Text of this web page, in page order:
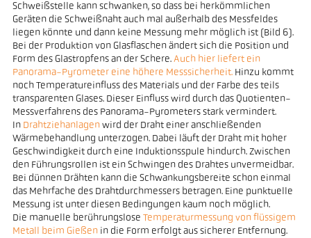
Schweißstelle kann schwanken, so dass bei herkömmlichen
Geräten die Schweißnaht auch mal außerhalb des Messfeldes
liegen könnte und dann keine Messung mehr möglich ist (Bild 6).
Bei der Produktion von Glasflaschen ändert sich die Position und
Form des Glastropfens an der Schere. Auch hier liefert ein
Panorama-Pyrometer eine höhere Messsicherheit.Hinzu kommt
noch Temperatureinfluss des Materials und der Farbe des teils
transparenten Glases. Dieser Einfluss wird durch das Quotienten-
Messverfahrens des Panorama-Pyrometers stark vermindert.
In Drahtziehanlagenwird der Draht einer anschließenden
Wärmebehandlung unterzogen. Dabei läuft der Draht mit hoher
Geschwindigkeit durch eine Induktionsspule hindurch. Zwischen
den Führungsrollen ist ein Schwingen des Drahtes unvermeidbar.
Bei dünnen Drähten kann die Schwankungsbereite schon einmal
das Mehrfache des Drahtdurchmessers betragen. Eine punktuelle
Messung ist unter diesen Bedingungen kaum noch möglich.
Die manuelle berührungslose Temperaturmessung von flüssigem
Metall beim Gießenin die Form erfolgt aus sicherer Entfernung.